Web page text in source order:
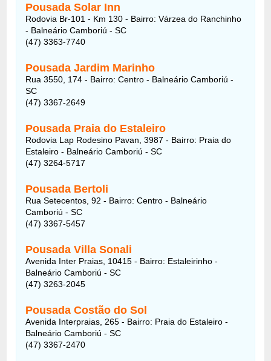
Pousada Solar Inn
Rodovia Br-101 - Km 130 - Bairro: Várzea do Ranchinho
- Balneário Camboriú - SC
(47) 3363-7740
Pousada Jardim Marinho
Rua 3550, 174 - Bairro: Centro - Balneário Camboriú -
SC
(47) 3367-2649
Pousada Praia do Estaleiro
Rodovia Lap Rodesino Pavan, 3987 - Bairro: Praia do
Estaleiro - Balneário Camboriú - SC
(47) 3264-5717
Pousada Bertoli
Rua Setecentos, 92 - Bairro: Centro - Balneário
Camboriú - SC
(47) 3367-5457
Pousada Villa Sonali
Avenida Inter Praias, 10415 - Bairro: Estaleirinho -
Balneário Camboriú - SC
(47) 3263-2045
Pousada Costão do Sol
Avenida Interpraias, 265 - Bairro: Praia do Estaleiro -
Balneário Camboriú - SC
(47) 3367-2470